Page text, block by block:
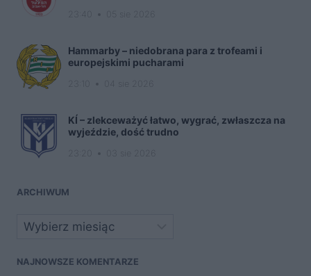
Hammarby – niedobrana para z trofeami i
europejskimi pucharami
KÍ – zlekceważyć łatwo, wygrać, zwłaszcza na
wyjeździe, dość trudno
ARCHIWUM
Archiwa
NAJNOWSZE KOMENTARZE